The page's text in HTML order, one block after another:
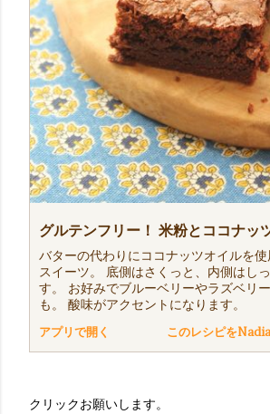
グルテンフリー！ 米粉とココナッ
バターの代わりにココナッツオイルを
スイーツ。 底側はさくっと、内側はし
す。 お好みでブルーベリーやラズベリ
も。 酸味がアクセントになります。
アプリで開く このレシピを
クリックお願いします。